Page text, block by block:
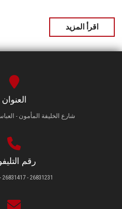
اقرأ المزيد
العنوان
شارع الخليفة المأمون -
رقم
26831231 - 26831417 - 26831474